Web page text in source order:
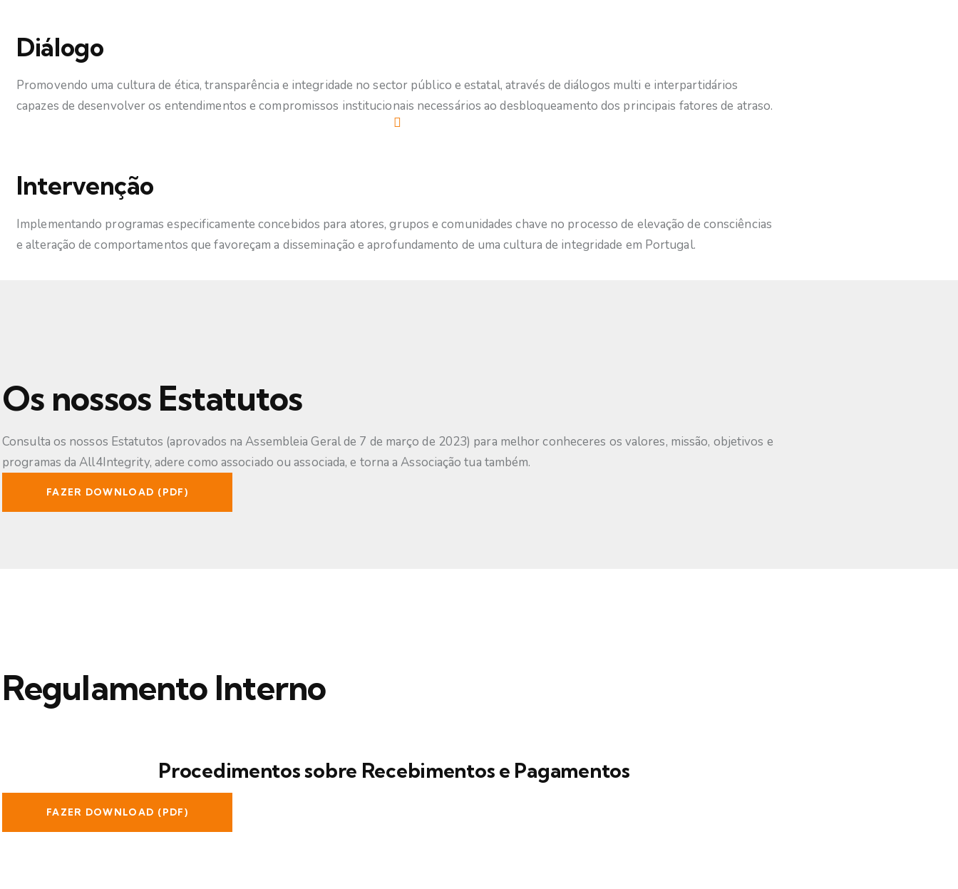
Diálogo
Promovendo uma cultura de ética, transparência e integridade no sector público e estatal, através de diálogos multi e interpartidários
capazes de desenvolver os entendimentos e compromissos institucionais necessários ao desbloqueamento dos principais fatores de atraso.
Intervenção
Implementando programas especificamente concebidos para atores, grupos e comunidades chave no processo de elevação de consciências
e alteração de comportamentos que favoreçam a disseminação e aprofundamento de uma cultura de integridade em Portugal.
Os nossos Estatutos
Consulta os nossos Estatutos (aprovados na Assembleia Geral de 7 de março de 2023) para melhor conheceres os valores, missão, objetivos e
programas da All4Integrity, adere como associado ou associada, e torna a Associação tua também.
FAZER DOWNLOAD (PDF)
Regulamento Interno
Procedimentos sobre Recebimentos e Pagamentos
FAZER DOWNLOAD (PDF)